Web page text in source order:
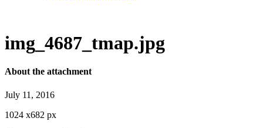
img_4687_tmap.jpg
About the attachment
July 11, 2016
1024 x682 px